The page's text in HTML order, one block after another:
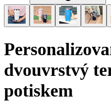
dvouvrstvý
potiskem